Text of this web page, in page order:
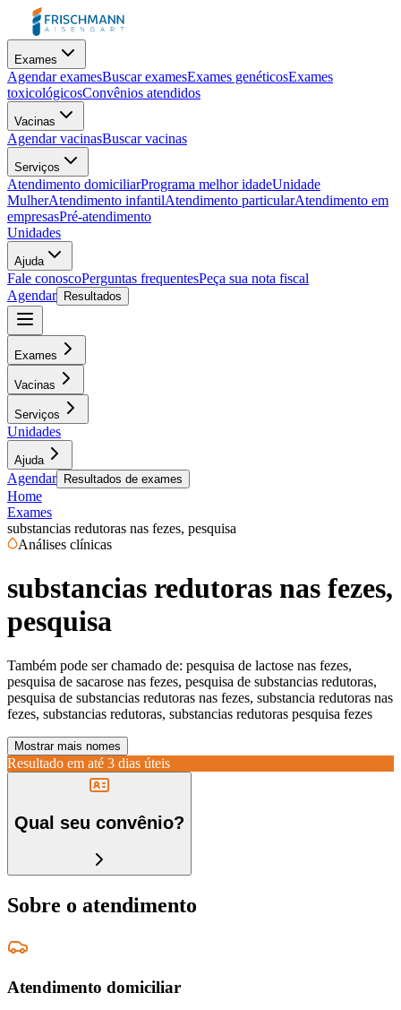
Exames
Agendar examesBuscar examesExames genéticosExames
toxicológicosConvênios atendidos
Vacinas
Agendar vacinasBuscar vacinas
Serviços
Atendimento domiciliarPrograma melhor idadeUnidade
MulherAtendimento infantilAtendimento particularAtendimento em
empresasPré-atendimento
Unidades
Ajuda
Fale conoscoPerguntas frequentesPeça sua nota fiscal
Agendar
Resultados
Exames
Vacinas
Serviços
Unidades
Ajuda
Agendar Resultados de exames
Home
Exames
substancias redutoras nas fezes, pesquisa
Análises clínicas
substancias redutoras nas fezes,
pesquisa
Também pode ser chamado de: pesquisa de lactose nas fezes,
pesquisa de sacarose nas fezes, pesquisa de substancias redutoras,
pesquisa de substancias redutoras nas fezes, substancia redutoras nas
fezes, substancias redutoras, substancias redutoras pesquisa fezes
Mostrar mais nomes
Resultado em até 3 dias úteis
Qual seu convênio?
Sobre o atendimento
Atendimento domiciliar